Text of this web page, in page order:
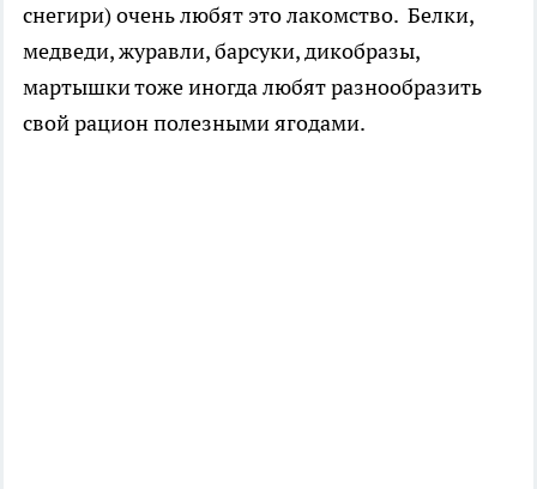
снегири) очень любят это лакомство. Белки,
медведи, журавли, барсуки, дикобразы,
мартышки тоже иногда любят разнообразить
свой рацион полезными ягодами.